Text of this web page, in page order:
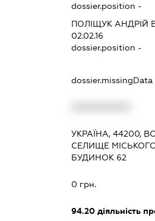
dossier.position -
ПОЛІЩУК АНДРІЙ
02.02.16
dossier.position -
dossier.missingData
УКРАЇНА, 44200,
СЕЛИЩЕ
БУДИНОК 62
0 грн.
94.20діяльність